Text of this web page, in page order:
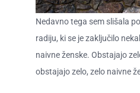
O ZAME
Nedavno tega sem slišala
radiju, ki se je zaključilo
naivne ženske. Obstajajo
obstajajo zelo, zelo naivne